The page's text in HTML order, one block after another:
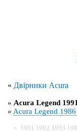
« Двірники Acura
» Acura Legend
» Acura Legend
» 1991 1992 1993